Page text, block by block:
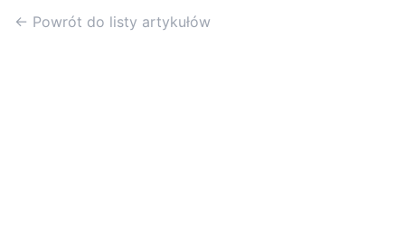
← Powrót do listy artykułów